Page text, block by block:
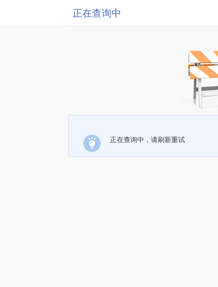
正在查询中
正在查询中，请刷新重试